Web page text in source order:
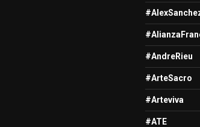
#AndreRieu
#ArteSacro
#Arteviva
#ATE